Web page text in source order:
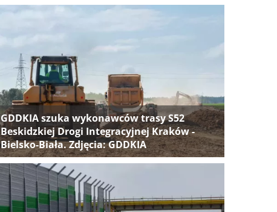
GDDKIA szuka wykonawców trasy S52
Beskidzkiej Drogi Integracyjnej Kraków -
Bielsko-Biała. Zdjęcia: GDDKIA